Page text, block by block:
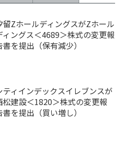
留ZホールディングスがZホール
ィングス＜4689＞株式の変更報
書を提出（保有減少）
ティインデックスイレブンスが
松建設＜1820＞株式の変更報
書を提出（買い増し）